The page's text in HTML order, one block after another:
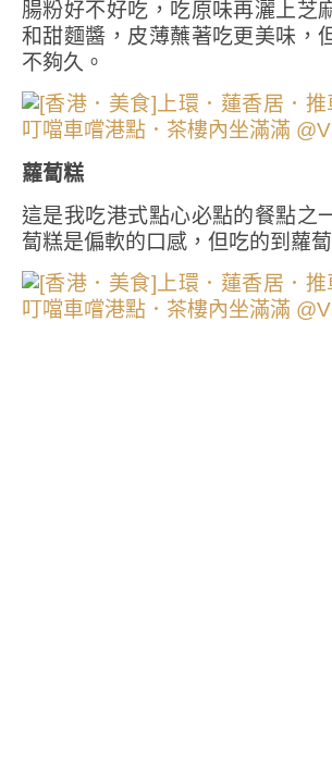
腸粉好不好吃，吃原味再灑上芝
和甜麵醬，皮薄蘸著吃更美味，
不夠久。
蘿蔔糕
這是我吃港式點心必點的餐點之
蔔糕是偏軟的口感，但吃的到蘿蔔